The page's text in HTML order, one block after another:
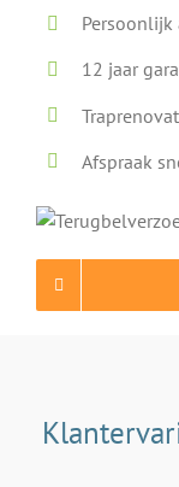
12 jaar
Afspraak